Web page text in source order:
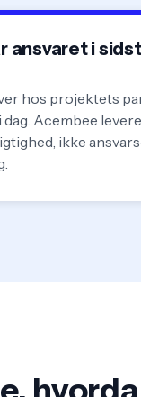
ansvaret i
hos projektets
Acembee
ikke